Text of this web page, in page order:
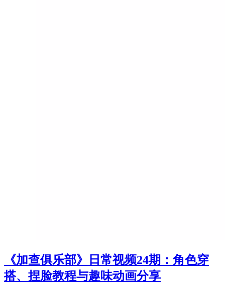
《加查俱乐部》日常视频24期：角色穿
搭、捏脸教程与趣味动画分享